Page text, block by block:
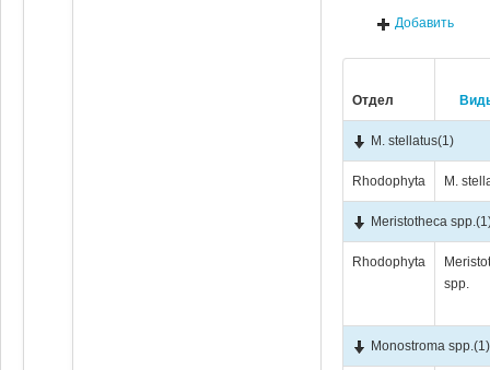
Добавить
Отдел
M. stellatus(1)
Rhodophyta M.
Meristotheca spp.
Rhodophyta
spp.
Monostroma spp.(1)